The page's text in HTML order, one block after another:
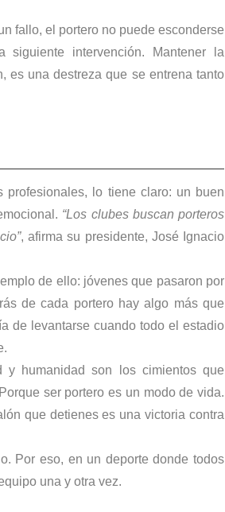
fallo, el portero no puede esconderse
intervención. Mantener la
es una destreza que se entrena tanto
profesionales, lo tiene claro: un buen
“Los clubes buscan porteros
, afirma su presidente, José Ignacio
de ello: jóvenes que pasaron por
de cada portero hay algo más que
de levantarse cuando todo el estadio
y humanidad son los cimientos que
ser portero es un modo de vida.
que detienes es una victoria contra
Por eso, en un deporte donde todos
una y otra vez.